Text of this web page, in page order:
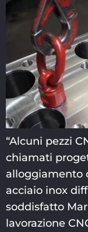
“Alcuni pezzi
chiamati
alloggiamento
acciaio inox
soddisfatto
lavorazione